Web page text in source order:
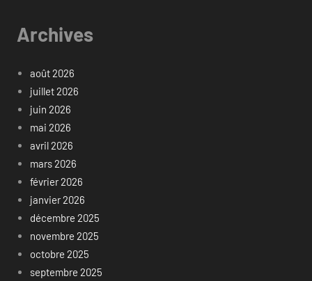
Archives
août 2026
juillet 2026
juin 2026
mai 2026
avril 2026
mars 2026
février 2026
janvier 2026
décembre 2025
novembre 2025
octobre 2025
septembre 2025